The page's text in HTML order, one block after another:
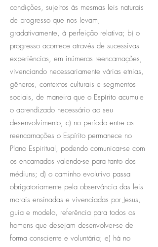
condições, sujeitos às mesmas leis naturais
de progresso que nos levam,
gradativamente, à perfeição relativa; b) o
progresso acontece através de sucessivas
experiências, em inúmeras reencarnações,
vivenciando necessariamente várias etnias,
gêneros, contextos culturais e segmentos
sociais, de maneira que o Espírito acumule
o aprendizado necessário ao seu
desenvolvimento; c) no período entre as
reencarnações o Espírito permanece no
Plano Espiritual, podendo comunicar-se com
os encarnados valendo-se para tanto dos
médiuns; d) o caminho evolutivo passa
obrigatoriamente pela observância das leis
morais ensinadas e vivenciadas por Jesus,
guia e modelo, referência para todos os
homens que desejam desenvolver-se de
forma consciente e voluntária; e) há no